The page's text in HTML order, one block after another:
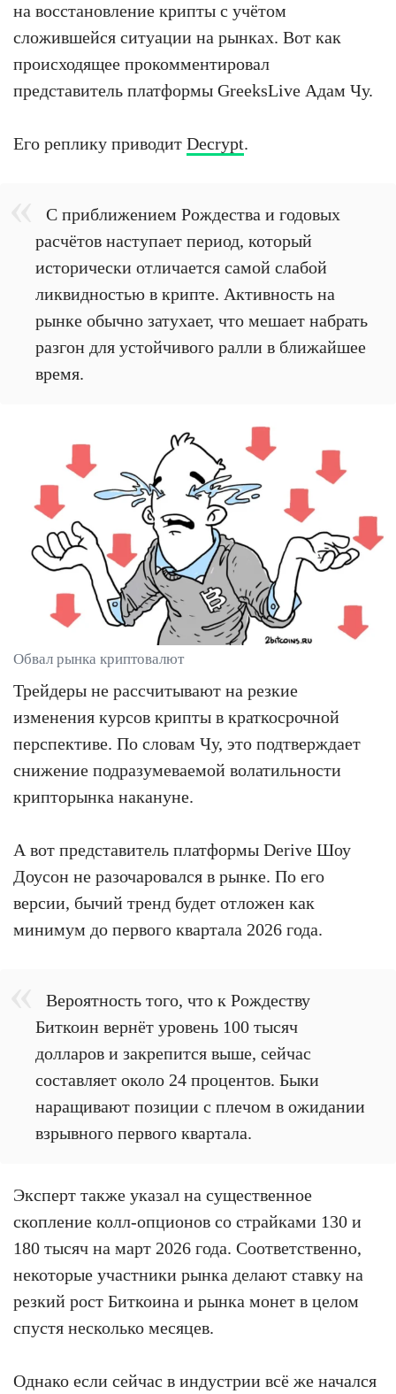
на восстановление крипты с учётом
сложившейся ситуации на рынках. Вот как
происходящее прокомментировал
представитель платформы GreeksLive Адам Чу.
Его реплику приводит Decrypt.
С приближением Рождества и годовых
расчётов наступает период, который
исторически отличается самой слабой
ликвидностью в крипте. Активность на
рынке обычно затухает, что мешает набрать
разгон для устойчивого ралли в ближайшее
время.
Обвал рынка криптовалют
Трейдеры не рассчитывают на резкие
изменения курсов крипты в краткосрочной
перспективе. По словам Чу, это подтверждает
снижение подразумеваемой волатильности
крипторынка накануне.
А вот представитель платформы Derive Шоу
Доусон не разочаровался в рынке. По его
версии, бычий тренд будет отложен как
минимум до первого квартала 2026 года.
Вероятность того, что к Рождеству
Биткоин вернёт уровень 100 тысяч
долларов и закрепится выше, сейчас
составляет около 24 процентов. Быки
наращивают позиции с плечом в ожидании
взрывного первого квартала.
Эксперт также указал на существенное
скопление колл-опционов со страйками 130 и
180 тысяч на март 2026 года. Соответственно,
некоторые участники рынка делают ставку на
резкий рост Биткоина и рынка монет в целом
спустя несколько месяцев.
Однако если сейчас в индустрии всё же начался